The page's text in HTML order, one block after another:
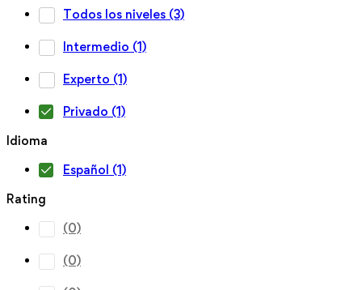
Todos los niveles (3)
Intermedio (1)
Experto (1)
Privado (1)
Idioma
Español (1)
Rating
(0)
(0)